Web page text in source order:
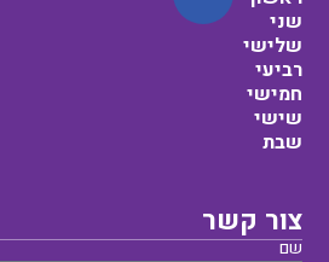
שני
שלישי
רביעי
חמישי
שישי
שבת
צור קשר
שם